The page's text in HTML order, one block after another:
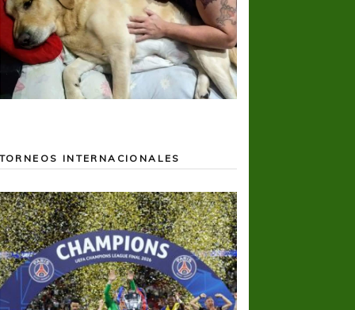
TORNEOS INTERNACIONALES